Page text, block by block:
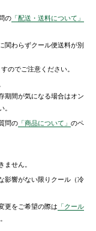
の 「配送・送料について」
関わらずクール便送料が別
のでご注意ください。
期間が気になる場合はオン
。
問の 「商品について」のペ
ません。
影響がない限りクール（冷
更をご希望の際は 「クール